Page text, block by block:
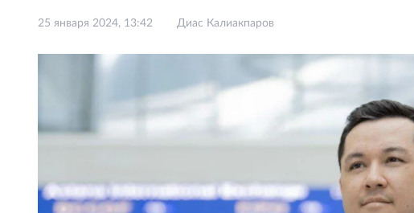
25 января 2024, 13:42 Диас Калиакпаров